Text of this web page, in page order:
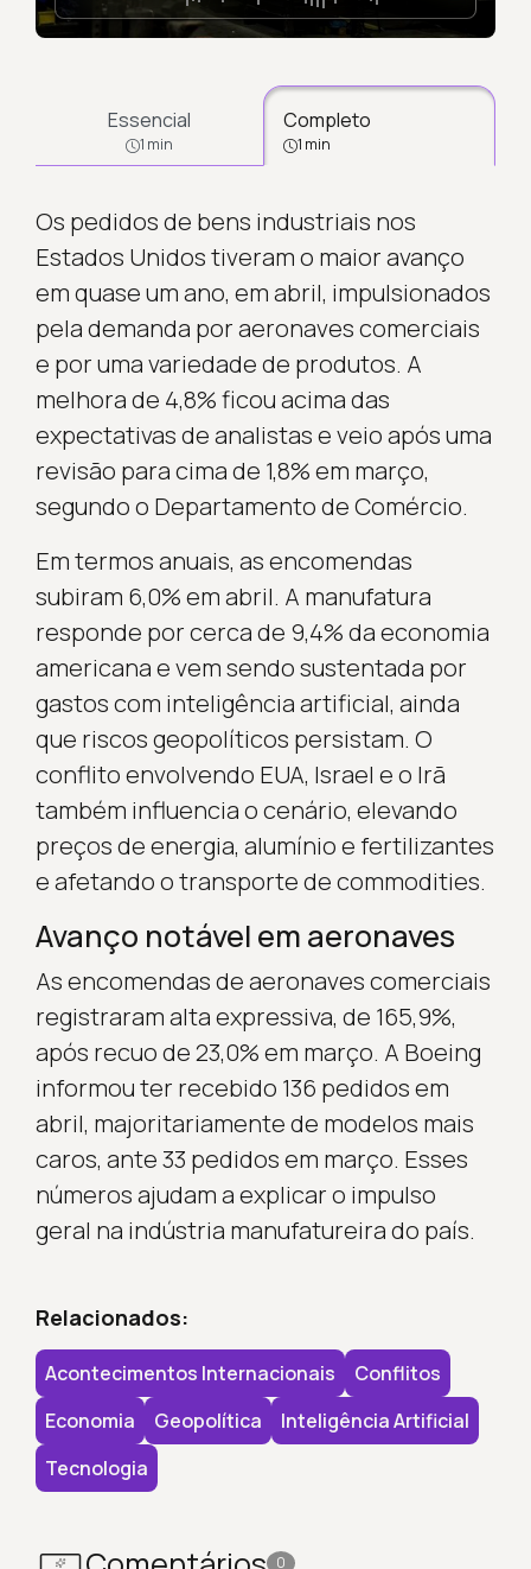
Essencial
1 min
Completo
1 min
Os pedidos de bens industriais nos
Estados Unidos tiveram o maior avanço
em quase um ano, em abril, impulsionados
pela demanda por aeronaves comerciais
e por uma variedade de produtos. A
melhora de 4,8% ficou acima das
expectativas de analistas e veio após uma
revisão para cima de 1,8% em março,
segundo o Departamento de Comércio.
Em termos anuais, as encomendas
subiram 6,0% em abril. A manufatura
responde por cerca de 9,4% da economia
americana e vem sendo sustentada por
gastos com inteligência artificial, ainda
que riscos geopolíticos persistam. O
conflito envolvendo EUA, Israel e o Irã
também influencia o cenário, elevando
preços de energia, alumínio e fertilizantes
e afetando o transporte de commodities.
Avanço notável em aeronaves
As encomendas de aeronaves comerciais
registraram alta expressiva, de 165,9%,
após recuo de 23,0% em março. A Boeing
informou ter recebido 136 pedidos em
abril, majoritariamente de modelos mais
caros, ante 33 pedidos em março. Esses
números ajudam a explicar o impulso
geral na indústria manufatureira do país.
Relacionados:
Acontecimentos Internacionais
Conflitos
Economia
Geopolítica
Inteligência Artificial
Tecnologia
0